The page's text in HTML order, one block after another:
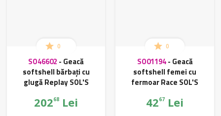
0
SO46602 - Geacă
softshell bărbați cu
glugă Replay SOL'S
20268 Lei
0
SO01194- Geacă
softshell femei cu
fermoar Race SOL'S
4267 Lei